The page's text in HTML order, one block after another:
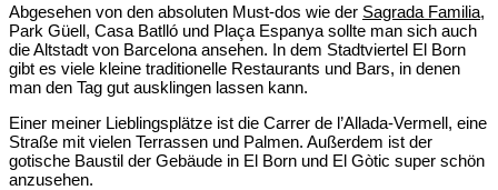
Abgesehen von den absoluten Must-dos wie der Sagrada Familia,
Park Güell, Casa Batlló und Plaça Espanya sollte man sich auch
die Altstadt von Barcelona ansehen. In dem Stadtviertel El Born
gibt es viele kleine traditionelle Restaurants und Bars, in denen
man den Tag gut ausklingen lassen kann.
Einer meiner Lieblingsplätze ist die Carrer de l’Allada-Vermell, eine
Straße mit vielen Terrassen und Palmen. Außerdem ist der
gotische Baustil der Gebäude in El Born und El Gòtic super schön
anzusehen.